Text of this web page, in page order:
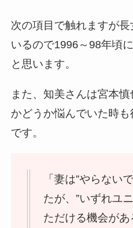
次の項目で触れますが
いるので1996～98年頃
と思います。
また、知美さんは宮本
かどうか悩んでいた時
です。
「妻は”やらない
たが、”いずれユ
ただける機会が